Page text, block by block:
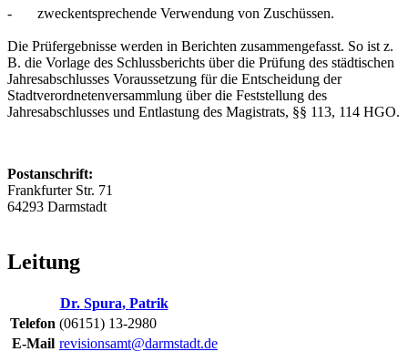
- zweckentsprechende Verwendung von Zuschüssen.
Die Prüfergebnisse werden in Berichten zusammengefasst. So ist z.
B. die Vorlage des Schlussberichts über die Prüfung des städtischen
Jahresabschlusses Voraussetzung für die Entscheidung der
Stadtverordnetenversammlung über die Feststellung des
Jahresabschlusses und Entlastung des Magistrats, §§ 113, 114 HGO.
Postanschrift:
Frankfurter Str. 71
64293 Darmstadt
Leitung
Dr. Spura, Patrik
Telefon (06151) 13-2980
E-Mail revisionsamt@darmstadt.de